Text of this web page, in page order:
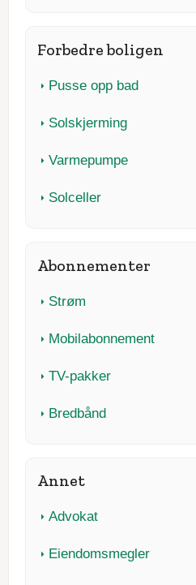
Forbedre boligen
Pusse opp bad
Solskjerming
Varmepumpe
Solceller
Abonnementer
Strøm
Mobilabonnement
TV-pakker
Bredbånd
Annet
Advokat
Eiendomsmegler